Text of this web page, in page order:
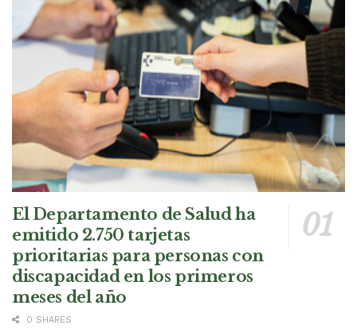
El Departamento de Salud ha
emitido 2.750 tarjetas
prioritarias para personas con
discapacidad en los primeros
meses del año
0 SHARES